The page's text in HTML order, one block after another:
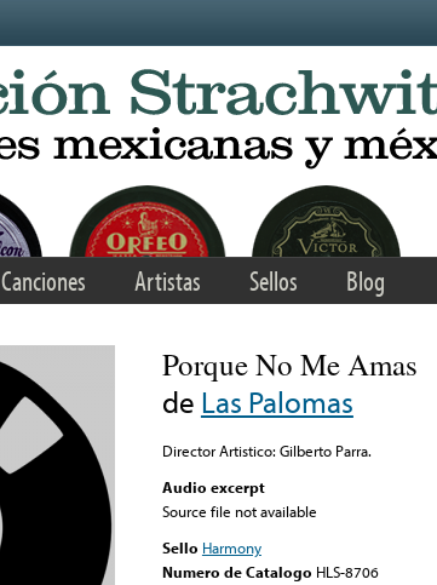
Canciones Artistas Sellos Blog
Porque No Me Amas
de Las Palomas
Director Artistico: Gilberto Parra.
Audio excerpt
Source file not available
Sello Harmony
Numero de Catalogo HLS-8706